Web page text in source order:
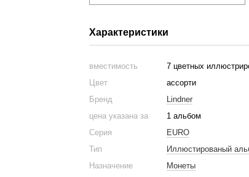
Характеристики
вместимость
7 цветных
Цвет
ассорти
Бренд
Lindner
цена указана за
1 альбом
Серия
EURO
Тип
Иллюстированый
Назначение
Монеты